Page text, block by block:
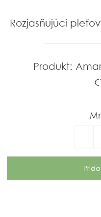
Rozjasňujúci
Produkt:
-